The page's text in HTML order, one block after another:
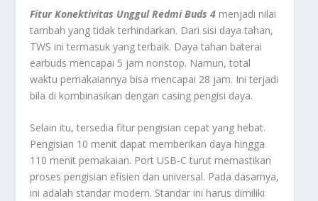
Fitur Konektivitas Unggul Redmi Buds 4 menjadi nilai
tambah yang tidak terhindarkan. Dari sisi daya tahan,
TWS ini termasuk yang terbaik. Daya tahan baterai
earbuds mencapai 5 jam nonstop. Namun, total
waktu pemakaiannya bisa mencapai 28 jam. Ini terjadi
bila di kombinasikan dengan casing pengisi daya.
Selain itu, tersedia fitur pengisian cepat yang hebat.
Pengisian 10 menit dapat memberikan daya hingga
110 menit pemakaian. Port USB-C turut memastikan
proses pengisian efisien dan universal. Pada dasarnya,
ini adalah standar modern. Standar ini harus dimiliki